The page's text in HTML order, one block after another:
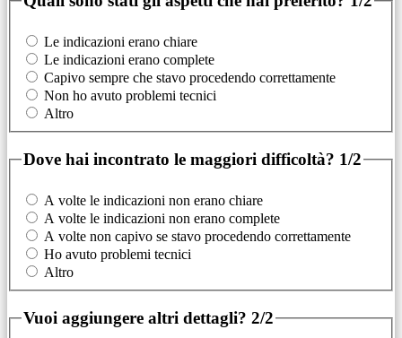
Le indicazioni erano chiare
Le indicazioni erano complete
Capivo sempre che stavo procedendo correttamente
Non ho avuto problemi tecnici
Altro
Dove hai incontrato le maggiori difficoltà? 1/2
A volte le indicazioni non erano chiare
A volte le indicazioni non erano complete
A volte non capivo se stavo procedendo correttamente
Ho avuto problemi tecnici
Altro
Vuoi aggiungere altri dettagli? 2/2